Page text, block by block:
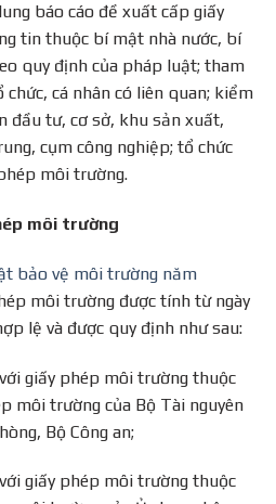
báo cáo đề xuất cấp giấy
tin thuộc bí mật nhà nước, bí
quy định của pháp luật; tham
cá nhân có liên quan; kiểm
đầu tư, cơ sở, khu sản xuất,
cụm công nghiệp; tổ chức
môi trường.
môi trường
bảo vệ môi trường năm
môi trường được tính từ ngày
lệ và được quy định như sau:
giấy phép môi trường thuộc
môi trường của Bộ Tài nguyên
Bộ Công an;
giấy phép môi trường thuộc